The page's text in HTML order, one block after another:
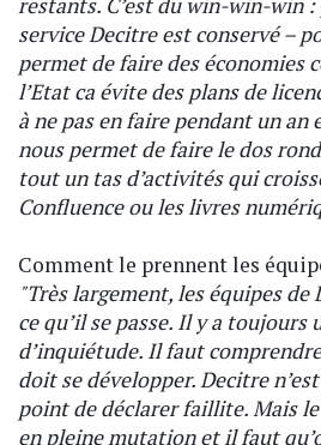
service Decitre est conservé –
permet de faire des économies
l’Etat ca évite des plans de
à ne pas en faire pendant un an
nous permet de faire le dos
tout un tas d’activités qui
Confluence ou les livres
Comment le prennent les
"Très largement, les équipes
ce qu’il se passe. Il y a toujours
d’inquiétude. Il faut
doit se développer. Decitre
point de déclarer faillite. Mais
en pleine mutation et il faut